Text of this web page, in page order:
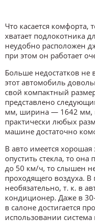
Что касается комфорта,
хватает подлокотника
неудобно расположен
при этом он работает
Больше недостатков
этот автомобиль
свой компактный
представлено
мм, ширина — 1642 мм,
практически любых
машине достаточно
В авто имеется хорошая
опустить стекла, то она
до 50 км/ч, то слышен
проходящего воздуха.
необязательно, т. к. в
кондиционер. Даже в
в салоне достигается
использовании